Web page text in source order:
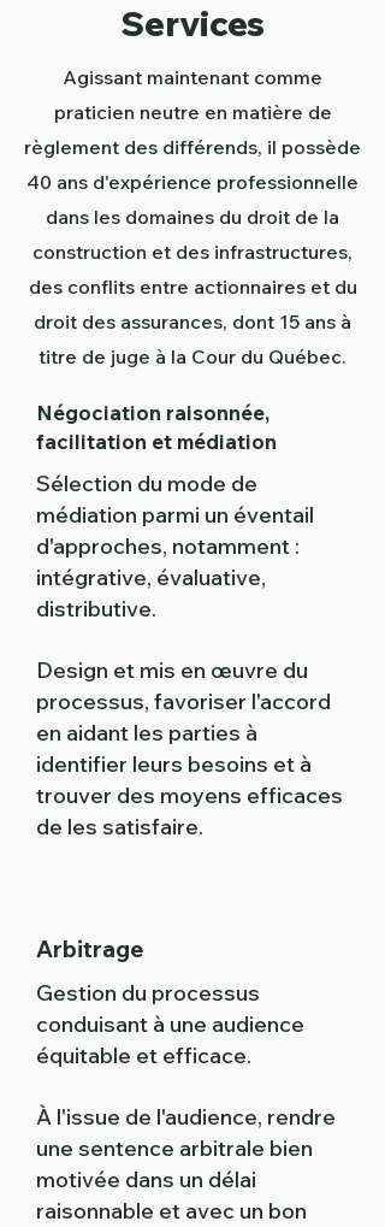
Services
Agissant maintenant comme
praticien neutre en matière de
règlement des différends, il possède
40 ans d'expérience professionnelle
dans les domaines du droit de la
construction et des infrastructures,
des conflits entre actionnaires et du
droit des assurances, dont 15 ans à
titre de juge à la Cour du Québec.
Négociation raisonnée,
facilitation et médiation
Sélection du mode de
médiation parmi un éventail
d'approches, notamment :
intégrative, évaluative,
distributive.
Design et mis en œuvre du
processus, favoriser l'accord
en aidant les parties à
identifier leurs besoins et à
trouver des moyens efficaces
de les satisfaire.
Arbitrage
Gestion du processus
conduisant à une audience
équitable et efficace.
À l'issue de l'audience, rendre
une sentence arbitrale bien
motivée dans un délai
raisonnable et avec un bon